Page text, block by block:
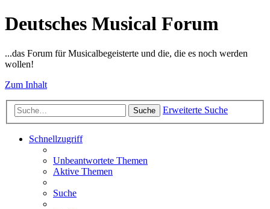
Deutsches Musical Forum
...das Forum für Musicalbegeisterte und die, die es noch werden
wollen!
Zum Inhalt
Suche Erweiterte Suche
Schnellzugriff
Unbeantwortete Themen
Aktive Themen
Suche